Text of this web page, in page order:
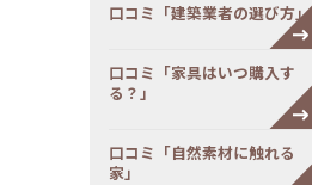
口コミ「建築業者の選び方」
口コミ「家具はいつ購入す
る？」
口コミ「自然素材に触れる
家」